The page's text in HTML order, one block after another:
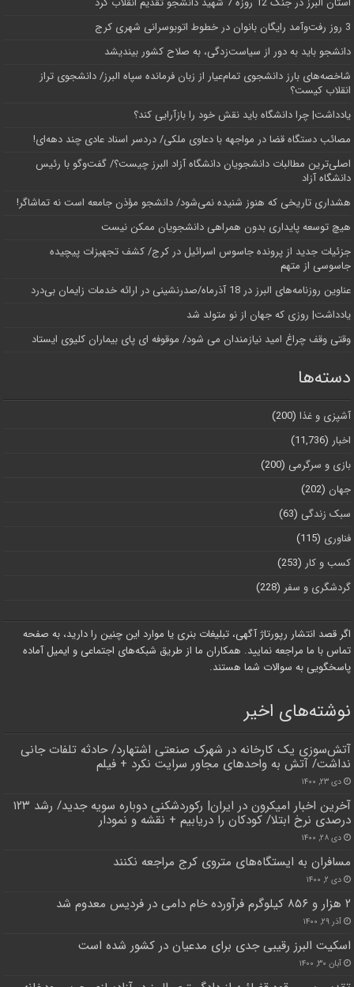
3 روز رفت‌وآمد رایگان بانوان در خطوط اتوبوسرانی شهری کرج
دانشجو باید به دور از سیاست‌زدگی، به صلاح کشور بیندیشد
شاخصه‌های بارز دانشجوی تمام‌عیار از زبان فرمانده سپاه البرز/ دانشجوی تراز
انقلاب کیست؟
یادداشت| چرا دانشگاه باید نقش خود را بازآرایی کند؟
مصائب دستگاه قضا در مواجهه با دعاوی ملکی/ دردسر اسناد عادی چند‌ دهه‌ای!
اصلی‌ترین مطالبات دانشجویان دانشگاه آزاد البرز چیست؟/ گفت‌وگو با رئیس
دانشگاه آز‌اد
هشداری تاریخی که هنوز شنیده نمی‌شود/ دانشجو مؤذن جامعه است نه تماشاگر!
هیچ توسعه پایداری بدون همراهی دانشجویان ممکن نیست
جزئیات جدید از پرونده جاسوس اسرائیل در کرج/‌ کشف تجهیزات پیچیده
جاسوسی از متهم
عناوین روزنامه‌های البرز در ‌18 آذرماه/صدرنشینی در ارائه خدمات زایمان بی‌درد
یادداشت| روزی که جهان از نو متولد شد
وقتی وقف چراغ امید نیازمندان می شود/ موقوفه ای پای بیماران کلیوی ایستاد
دسته‌ها
آشپزی و غذا (200)
اخبار (11,736)
بازی و سرگرمی (200)
جهان (202)
سبک زندگی (63)
فناوری (115)
کسب و کار (253)
گردشگری و سفر (228)
اگر قصد انتشار رپورتاژ آگهی، تبلیغات بنری یا موارد این چنین را دارید، به صفحه
تماس با ما مراجعه نمایید. همکاران ما از طریق شبکه‌های اجتماعی و ایمیل آماده
پاسخگویی به سوالات شما هستند.
نوشته‌های اخیر
آتش‌سوزی یک کارخانه در شهرک صنعتی اشتهارد/ حادثه تلفات جانی
نداشت/ آتش به واحدهای مجاور سرایت نکرد + فیلم
دی ۲۳, ۱۴۰۰
آخرین اخبار امیکرون در ایران| رکوردشکنی دوباره سویه جدید/ رشد ۱۲۳
درصدی نرخ ابتلا/ کودکان را دریابیم + نقشه و نمودار
دی ۲۸, ۱۴۰۰
مسافران به ایستگاه‌های متروی کرج مراجعه نکنند
دی ۲, ۱۴۰۰
۲ هزار و ۸۵۶ کیلوگرم فرآورده خام دامی در فردیس معدوم شد
آذر ۲۹, ۱۴۰۰
اسکیت البرز رقیبی جدی برای مدعیان در کشور شده است
آبان ۳۰, ۱۴۰۰